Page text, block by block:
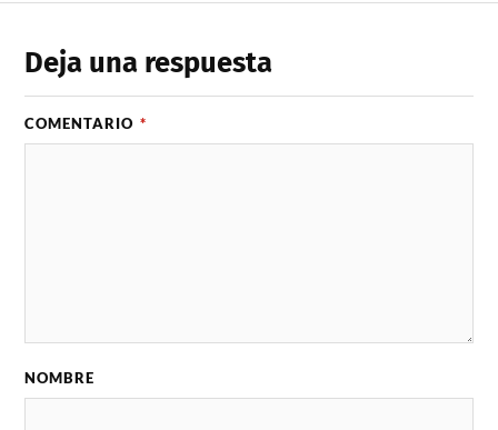
Deja una respuesta
COMENTARIO *
NOMBRE